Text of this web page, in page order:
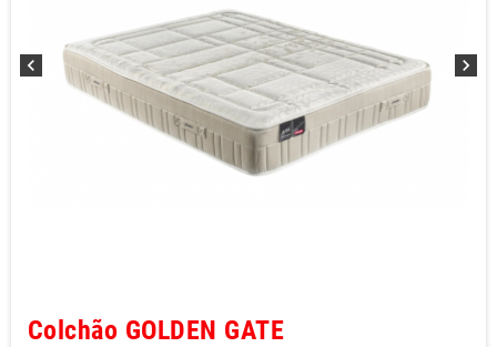
chevron_left chevron_right
Colchão GOLDEN GATE